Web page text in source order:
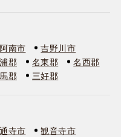
阿南市
吉野川市
郡 名東郡
名西郡
郡 三好郡
寺市
観音寺市